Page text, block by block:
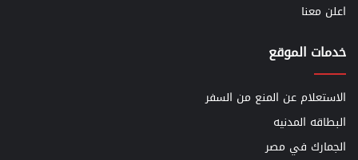
اعلن معنا
خدمات الموقع
الاستعلام عن المنع من السفر
البطاقه المدنيه
الجمارك في مصر